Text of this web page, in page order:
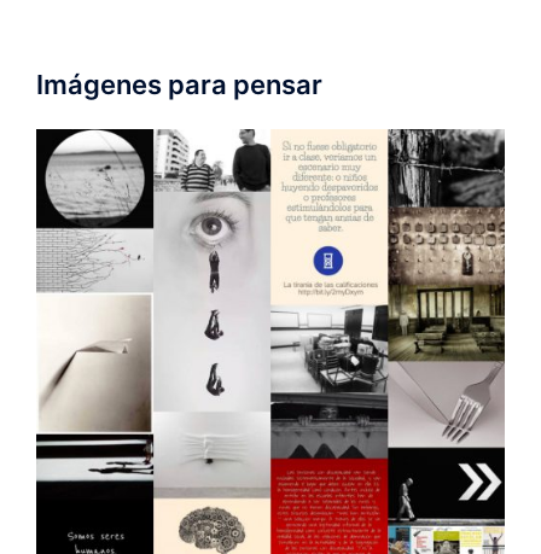
Imágenes para pensar